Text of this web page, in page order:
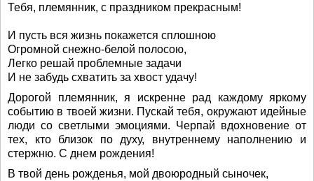
Тебя, племянник, с праздником прекрасным!
И пусть вся жизнь покажется сплошною
Огромной снежно-белой полосою,
Легко решай проблемные задачи
И не забудь схватить за хвост удачу!
Дорогой племянник, я искренне рад каждому яркому
событию в твоей жизни. Пускай тебя, окружают идейные
люди со светлыми эмоциями. Черпай вдохновение от
тех, кто близок по духу, внутреннему наполнению и
стержню. С днем рождения!
В твой день рожденья, мой двоюродный сыночек,